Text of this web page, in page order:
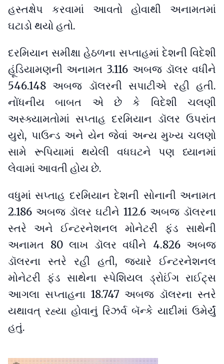
હસ્તક્ષેપ કરવામાં આવતો હોવાથી અનામતમાં
ઘટાડો થયો હતો.
દરમિયાન સમીક્ષા હેઠળના સપ્તાહમાં દેશની વિદેશી
હૂંડિયામણની અનામત 3.116 અબજ ડૉલર વધીને
546.148 અબજ ડૉલરની સપાટીએ રહી હતી.
નોંધનીય બાબત એ છે કે વિદેશી ચલણી
અસ્ક્યામતોમાં સપ્તાહ દરમિયાન ડૉલર ઉપરાંત
યુરો, પાઉન્ડ અને યેન જેવાં અન્ય મુખ્ય ચલણો
સામે રૂપિયામાં થયેલી વધઘટને પણ ધ્યાનમાં
લેવામાં આવતી હોય છે.
વધુમાં સપ્તાહ દરમિયાન દેશની સોનાની અનામત
2.186 અબજ ડૉલર ઘટીને 112.6 અબજ ડૉલરના
સ્તરે અને ઈન્ટરનેશનલ મોનેટરી ફંડ સાથેની
અનામત 80 લાખ ડૉલર વધીને 4.826 અબજ
ડૉલરના સ્તરે રહી હતી, જ્યારે ઈન્ટરનેશનલ
મોનેટરી ફંડ સાથેના સ્પેશિયલ ડ્રોઈંગ રાઈટ્સ
આગલા સપ્તાહના 18.747 અબજ ડૉલરના સ્તરે
યથાવત્‌‍ રહ્યા હોવાનું રિઝર્વ બૅન્કે યાદીમાં ઉમેર્યું
હતું.